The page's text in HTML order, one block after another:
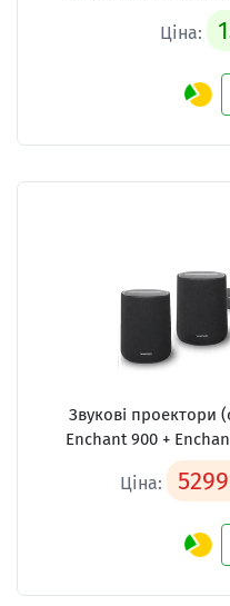
Ціна:
Звукові проектори
Enchant 900 +
Ціна: